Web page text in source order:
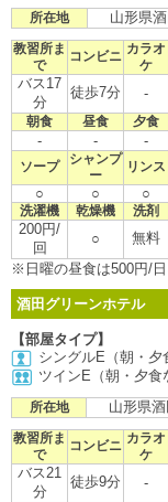
所在地 山形県
教習所ま
で
コンビニ
カラオ
ケ
バス17
分
徒歩7分 -
朝食 昼食 夕食
- - -
ソープ
シャンプ
ー
リンス
○ ○ ○
洗濯機 乾燥機 洗剤
200円/
回
○ 無料
※日曜の昼食は500円/日
酒田グリーンホテル
【部屋タイプ】
シングルE（朝・夕
ツインE（朝・夕食
所在地 山形県
教習所ま
で
コンビニ
カラオ
ケ
バス21
分
徒歩9分 -